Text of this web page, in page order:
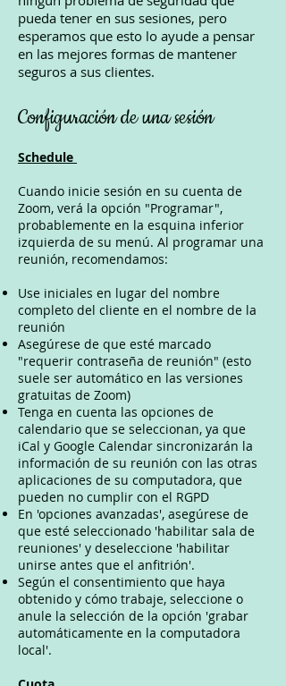
pueda tener en sus sesiones, pero
esperamos que esto lo ayude a pensar
en las mejores formas de mantener
seguros a sus clientes.
Configuración de una sesión
Schedule
Cuando inicie sesión en su cuenta de
Zoom, verá la opción "Programar",
probablemente en la esquina inferior
izquierda de su menú. Al programar una
reunión, recomendamos:
Use iniciales en lugar del nombre
completo del cliente en el nombre de la
reunión
Asegúrese de que esté marcado
"requerir contraseña de reunión" (esto
suele ser automático en las versiones
gratuitas de Zoom)
Tenga en cuenta las opciones de
calendario que se seleccionan, ya que
iCal y Google Calendar sincronizarán la
información de su reunión con las otras
aplicaciones de su computadora, que
pueden no cumplir con el RGPD
En 'opciones avanzadas', asegúrese de
que esté seleccionado 'habilitar sala de
reuniones' y deseleccione 'habilitar
unirse antes que el anfitrión'.
Según el consentimiento que haya
obtenido y cómo trabaje, seleccione o
anule la selección de la opción 'grabar
automáticamente en la computadora
local'.